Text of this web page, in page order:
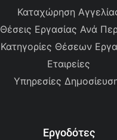
Καταχώρηση
Θέσεις Εργασίας Ανά
Κατηγορίες Θέσεων
Εταιρείες
Υπηρεσίες
Εργοδότες